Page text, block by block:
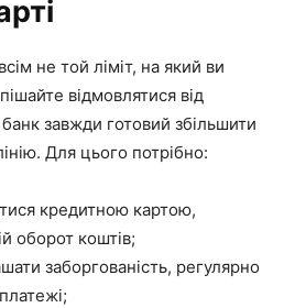
не той ліміт, на який ви
відмовлятися від
завжди готовий збільшити
Для цього потрібно:
кредитною картою,
оборот коштів;
заборгованість, регулярно